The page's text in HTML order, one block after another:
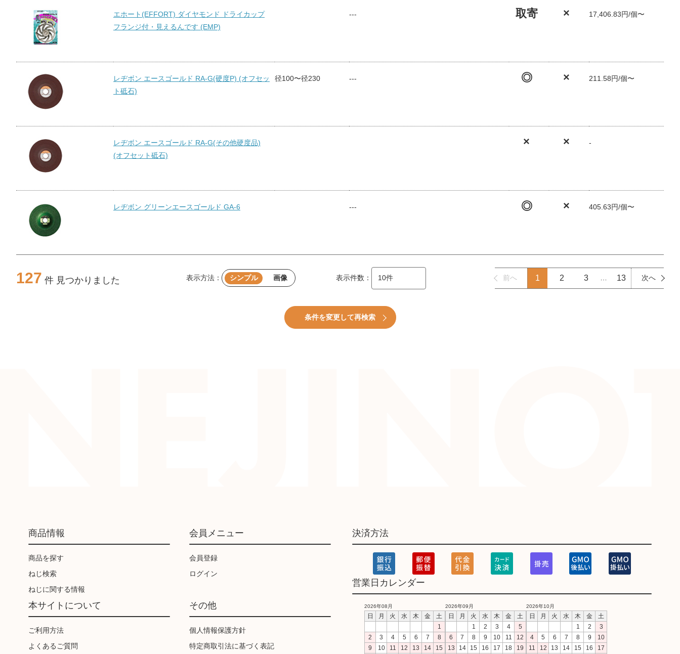
エホート(EFFORT) ダイヤモンド ドライカップ
フランジ付・見えるんです (EMP)
--- 取寄 × 17,406.83円/個〜
レヂボン エースゴールド RA-G(硬度P) (オフセッ
ト砥石)
径100〜径230 --- ◎ × 211.58円/個〜
レヂボン エースゴールド RA-G(その他硬度品)
(オフセット砥石)
× × -
レヂボン グリーンエースゴールド GA-6 --- ◎ × 405.63円/個〜
127 件 見つかりました 表示方法： シンプル 画像 表示件数： 前へ 1 2 3 13 次へ
条件を変更して再検索
商品情報
商品を探す
ねじ検索
ねじに関する情報
会員メニュー
会員登録
ログイン
本サイトについて
ご利用方法
よくあるご質問
その他
個人情報保護方針
特定商取引法に基づく表記
決済方法
営業日カレンダー
2026年08月
日 月 火 水 木 金
土
1
2
3 4 5 6 7
8
9
10 11 12 13 14 15
2026年09月
日 月 火 水 木 金
土
1
2 3 4
5
6
7 8 9 10 11
12
13
14 15 16 17 18 19
2026年10月
日 月 火 水 木 金
土
1
2
3
4
5 6 7 8 9
10
11
12 13 14 15 16 17